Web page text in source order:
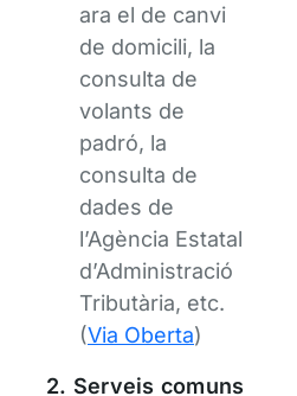
ara el de canvi
de domicili, la
consulta de
volants de
padró, la
consulta de
dades de
l’Agència Estatal
d’Administració
Tributària, etc.
(Via Oberta)
2. Serveis comuns